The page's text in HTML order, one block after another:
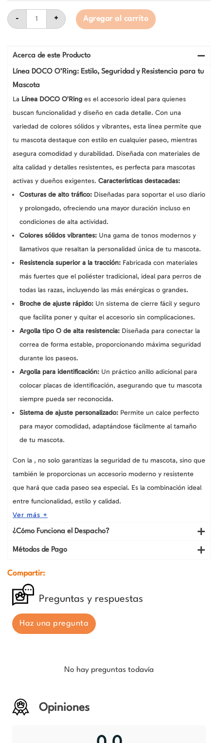
- + Agregar al carrito
Acerca de este Producto
Línea DOCO O’Ring: Estilo, Seguridad y Resistencia para tu
Mascota
La Línea DOCO O’Ring es el accesorio ideal para quienes
buscan funcionalidad y diseño en cada detalle. Con una
variedad de colores sólidos y vibrantes, esta línea permite que
tu mascota destaque con estilo en cualquier paseo, mientras
asegura comodidad y durabilidad. Diseñada con materiales de
alta calidad y detalles resistentes, es perfecta para mascotas
activas y dueños exigentes. Características destacadas:
Costuras de alto tráfico: Diseñadas para soportar el uso diario
y prolongado, ofreciendo una mayor duración incluso en
condiciones de alta actividad.
Colores sólidos vibrantes: Una gama de tonos modernos y
llamativos que resaltan la personalidad única de tu mascota.
Resistencia superior a la tracción: Fabricada con materiales
más fuertes que el poliéster tradicional, ideal para perros de
todas las razas, incluyendo las más enérgicas o grandes.
Broche de ajuste rápido: Un sistema de cierre fácil y seguro
que facilita poner y quitar el accesorio sin complicaciones.
Argolla tipo O de alta resistencia: Diseñada para conectar la
correa de forma estable, proporcionando máxima seguridad
durante los paseos.
Argolla para identificación: Un práctico anillo adicional para
colocar placas de identificación, asegurando que tu mascota
siempre pueda ser reconocida.
Sistema de ajuste personalizado: Permite un calce perfecto
para mayor comodidad, adaptándose fácilmente al tamaño
de tu mascota.
Con la , no solo garantizas la seguridad de tu mascota, sino que
también le proporcionas un accesorio moderno y resistente
que hará que cada paseo sea especial. Es la combinación ideal
entre funcionalidad, estilo y calidad.
Ver más +
¿Cómo Funciona el Despacho?
Métodos de Pago
Compartir:
Preguntas y respuestas
Haz una pregunta
No hay preguntas todavía
Opiniones